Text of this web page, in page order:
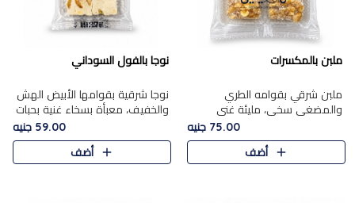
ملبن بالمكسرات
ملبن شرقي بقوامه الطري
والمضغي سخي، مليئة غني
بتشكيلة فاخرة من المكسرات
مشكلة المختارة التي تقدم تضيف
قرمشة مميزة مرضية ونكهة
75.00 جنيه
أضف
نوجا بالفول السوداني
نوجا شرقية بقوامها الأبيض الهش
والخفيف، معبأة بسخاء غنية بحبات
الفول السوداني المحمص التي
يقدم تضيف قرمشة مميزة مرضية
وتوازنًا رائعًا مع حلا..
59.00 جنيه
أضف